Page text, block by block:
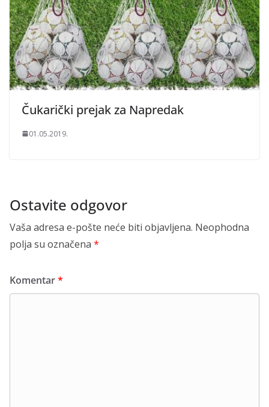
Čukarički prejak za Napredak
01.05.2019.
Ostavite odgovor
Vaša adresa e-pošte neće biti objavljena. Neophodna
polja su označena *
Komentar*